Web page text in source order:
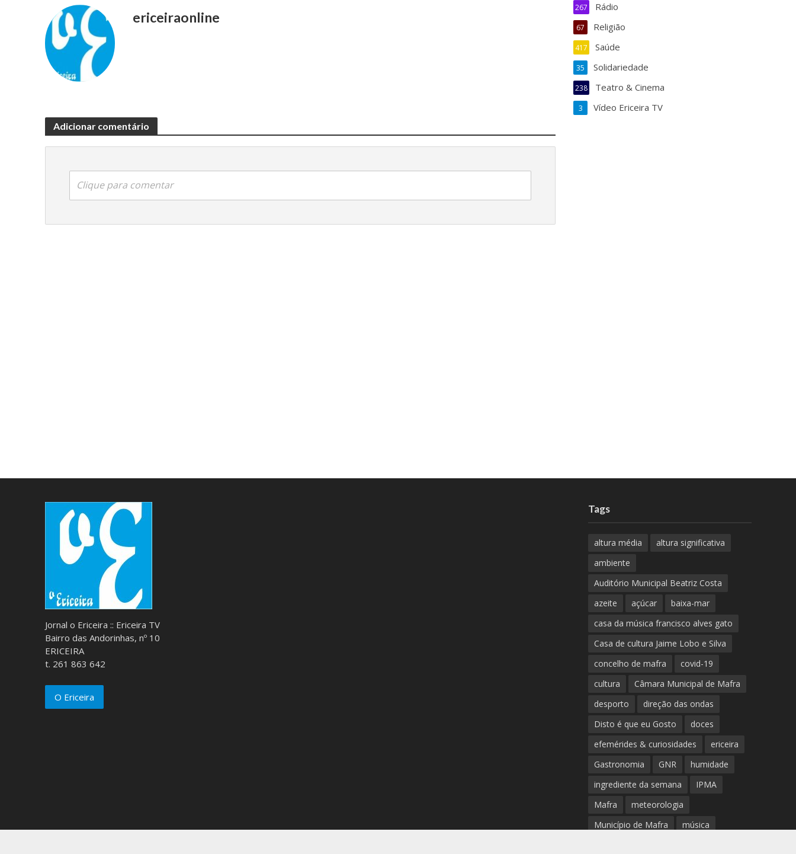
ericeiraonline
Adicionar comentário
Clique para comentar
Rádio
267
Religião
67
Saúde
417
Solidariedade
35
Teatro & Cinema
238
Vídeo Ericeira TV
3
Jornal o Ericeira :: Ericeira TV
Bairro das Andorinhas, nº 10
ERICEIRA
t. 261 863 642
O Ericeira
Tags
altura média
altura significativa
ambiente
Auditório Municipal Beatriz Costa
azeite
açúcar
baixa-mar
casa da música francisco alves gato
Casa de cultura Jaime Lobo e Silva
concelho de mafra
covid-19
cultura
Câmara Municipal de Mafra
desporto
direção das ondas
Disto é que eu Gosto
doces
efemérides & curiosidades
ericeira
Gastronomia
GNR
humidade
ingrediente da semana
IPMA
Mafra
meteorologia
Município de Mafra
música